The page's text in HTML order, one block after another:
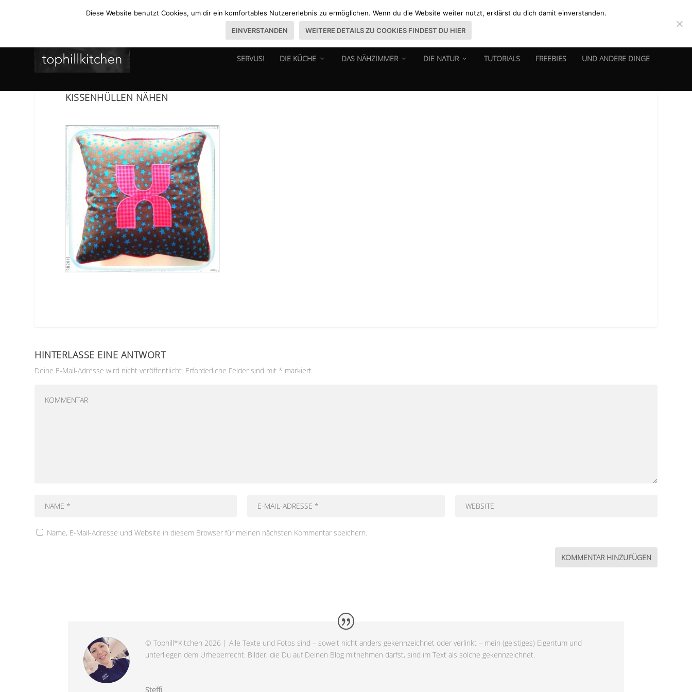
SERVUS! DIE KÜCHE DAS NÄHZIMMER DIE NATUR TUTORIALS FREEBIES UND ANDERE DINGE
KISSENHÜLLEN NÄHEN
HINTERLASSE EINE ANTWORT
Deine E-Mail-Adresse wird nicht veröffentlicht. Erforderliche Felder sind mit * markiert
Name, E-Mail-Adresse und Website in diesem Browser für meinen nächsten Kommentar speichern.
© Tophill*Kitchen 2026 | Alle Texte und Fotos sind – soweit nicht anders gekennzeichnet oder verlinkt – mein (geistiges) Eigentum und
unterliegen dem Urheberrecht. Bilder, die Du auf Deinen Blog mitnehmen darfst, sind im Text als solche gekennzeichnet.
Steffi
Diese Website benutzt Cookies, um dir ein komfortables Nutzererlebnis zu ermöglichen. Wenn du die Website weiter nutzt, erklärst du dich damit einverstanden.
EINVERSTANDEN WEITERE DETAILS ZU COOKIES FINDEST DU HIER